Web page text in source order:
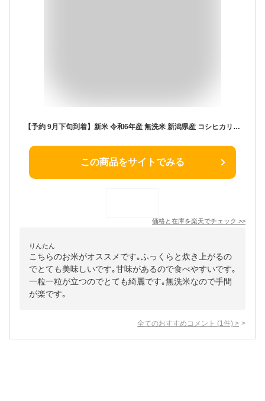
【予約 9月下旬到着】新米 令和6年産 無洗米 新潟県産 コシヒカリ5kg 【送料無料】お米マイスター厳選 HACCP認定工場Shop Of The Year 米大賞 [北海道沖縄へのお届けは別途送料760円]
この商品をサイトでみる
価格と在庫を楽天でチェック >>
りんたん
こちらのお米がオススメです｡ふっくらと炊き上がるの
でとても美味しいです｡甘味があるので食べやすいです｡
一粒一粒が立つのでとても綺麗です｡無洗米なので手間
が楽です｡
全てのおすすめコメント (1 件) >